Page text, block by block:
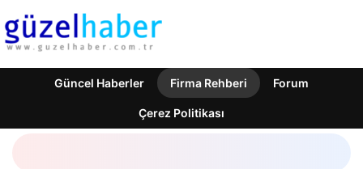
Güncel Haberler Firma Rehberi Forum
Çerez Politikası